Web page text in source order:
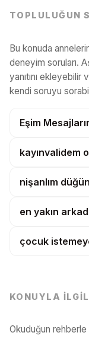
TOPLULUĞUN
Bu konuda
deneyim soruları.
yanıtını ekleyebilir
kendi soruyu
Eşim
KONUYLA
Okuduğun rehberle